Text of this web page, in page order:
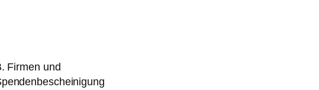
Firmen und